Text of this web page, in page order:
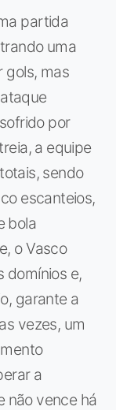
partida
uma
gols, mas
por
a equipe
sendo
escanteios,
bola
o Vasco
domínios e,
garante a
vezes, um
a
não vence há